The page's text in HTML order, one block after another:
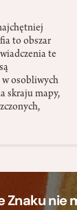
to obszar
te
osobliwych
skraju mapy,
nie